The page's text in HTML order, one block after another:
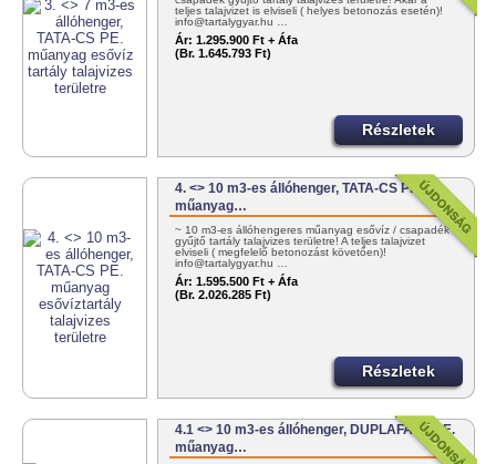
teljes talajvizet is elviseli ( helyes betonozás esetén)!
info@tartalygyar.hu …
Ár: 1.295.900 Ft + Áfa
(Br. 1.645.793 Ft)
Részletek
4. <> 10 m3-es állóhenger, TATA-CS PE.
műanyag…
~ 10 m3-es állóhengeres műanyag esővíz / csapadék
gyűjtő tartály talajvizes területre! A teljes talajvizet
elviseli ( megfelelő betonozást követően)!
info@tartalygyar.hu …
Ár: 1.595.500 Ft + Áfa
(Br. 2.026.285 Ft)
Részletek
4.1 <> 10 m3-es állóhenger, DUPLAFALÚ PE.
műanyag…